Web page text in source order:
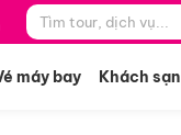
máy bay Khách sạn